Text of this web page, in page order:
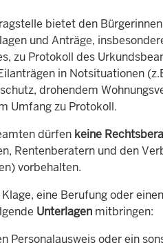
bietet den
und Anträge,
zu Protokoll des
in Notsituationen
drohendem
Umfang zu Protokoll.
dürfen keine
Rentenberatern und den
vorbehalten.
eine Berufung oder
Unterlagen mitbringen:
Personalausweis oder ein